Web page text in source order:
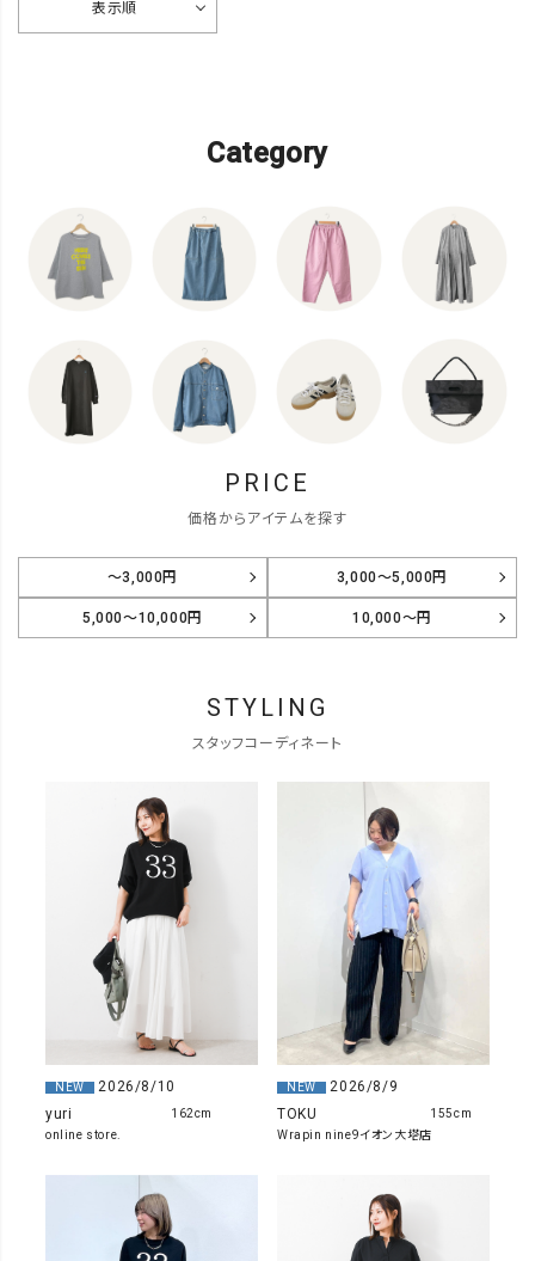
表示順
Category
PRICE
価格からアイテムを探す
～3,000円 3,000～5,000円
5,000～10,000円 10,000～円
STYLING
スタッフコーディネート
NEW
2026/8/10
yuri
online store.
162cm
NEW
2026/8/9
TOKU
Wrapin nine9イオン大塔店
155cm